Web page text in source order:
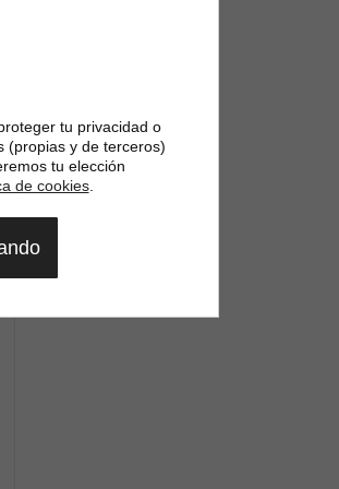
tu privacidad o
(propias y de terceros)
tu elección
de cookies.